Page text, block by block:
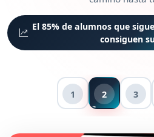
El 85% de alumnos que
consiguen
1 2 3